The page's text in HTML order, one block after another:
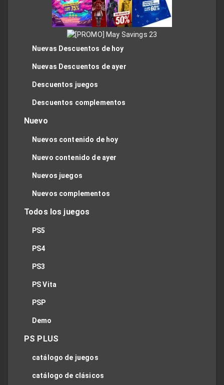
Nuevas Descuentos de hoy
Nuevas Descuentos de ayer
Descuentos juegos
Descuentos complementos
Nuevo
Nuevos contenido de hoy
Nuevo contenido de ayer
Nuevos juegos
Nuevos complementos
Todos los juegos
PS5
PS4
PS3
PS Vita
PSP
Demo
PS PLUS
catálogo de juegos
catálogo de clásicos